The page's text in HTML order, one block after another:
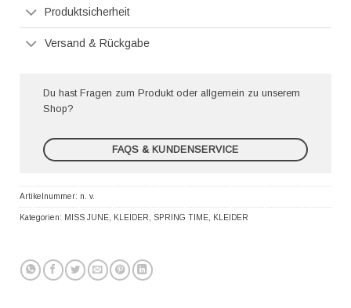
Produktsicherheit
Versand & Rückgabe
Du hast Fragen zum Produkt oder allgemein zu unserem
Shop?
FAQS & KUNDENSERVICE
Artikelnummer: n. v.
Kategorien: MISS JUNE, KLEIDER, SPRING TIME, KLEIDER